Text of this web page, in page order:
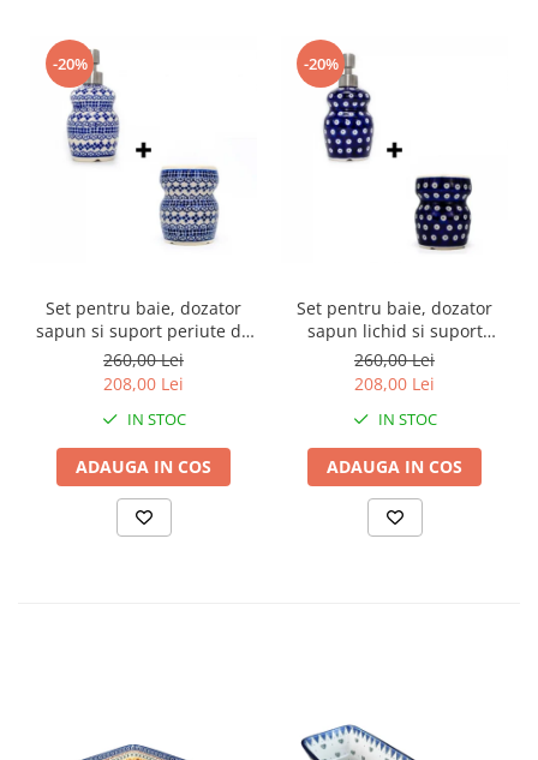
-20%
Set pentru baie, dozator
sapun si suport periute de
dinti, Blue Laces, ceramica
smaltuita, pictata manual
260,00 Lei
208,00 Lei
IN STOC
ADAUGA IN COS
-20%
Set pentru baie, dozator
sapun lichid si suport
periute de dinti, Blue Eyes,
ceramica smaltuita, pictata
manual
260,00 Lei
208,00 Lei
IN STOC
ADAUGA IN COS